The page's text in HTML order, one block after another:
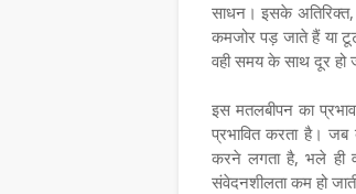
साधन। इसके
कमजोर पड़ जाते हैं या
वही समय के साथ दूर हो
इस मतलबीपन का
प्रभावित करता है। जब
करने लगता है, भले ही
संवेदनशीलता कम हो